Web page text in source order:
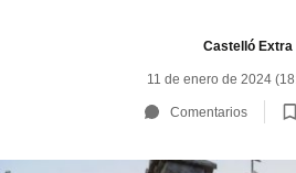
Castelló Extra
11 de enero de 2024
Comentarios